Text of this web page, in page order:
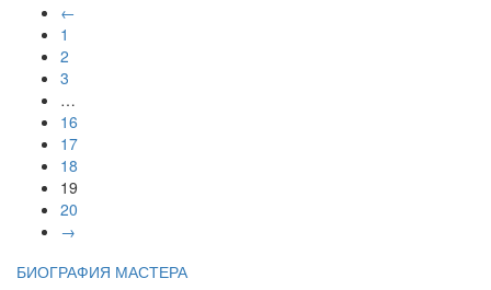
←
1
2
3
…
16
17
18
19
20
→
БИОГРАФИЯ МАСТЕРА